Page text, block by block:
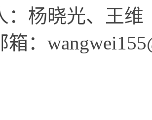
：杨晓光、王维
：